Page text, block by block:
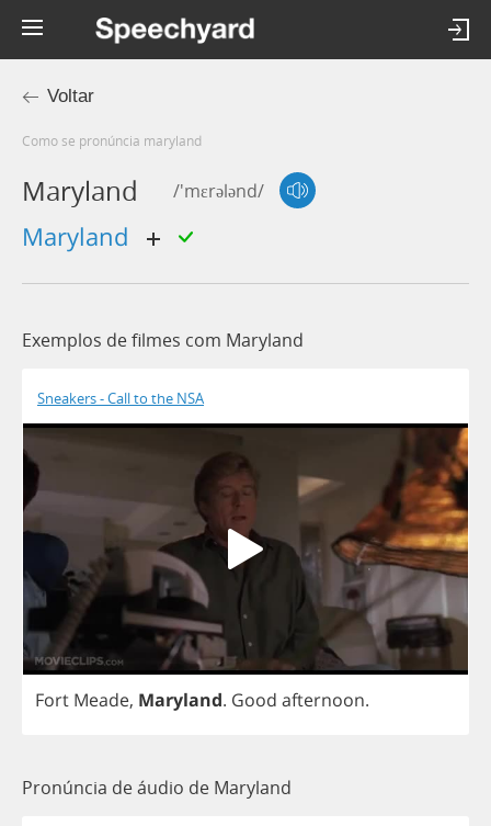
Voltar
Como se pronúncia maryland
Maryland /'mɛrələnd/
Maryland
Exemplos de filmes com Maryland
Sneakers - Call to the NSA
Fort Meade, Maryland. Good afternoon.
Pronúncia de áudio de Maryland